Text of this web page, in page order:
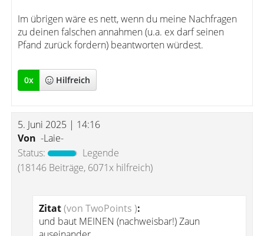
Im übrigen wäre es nett, wenn du meine Nachfragen
zu deinen falschen annahmen (u.a. ex darf seinen
Pfand zurück fordern) beantworten würdest.
0x Hilfreich
5. Juni 2025 | 14:16
Von -Laie-
Status:
Legende
(18146 Beiträge, 6071x hilfreich)
Zitat(von TwoPoints ):
und baut MEINEN (nachweisbar!) Zaun